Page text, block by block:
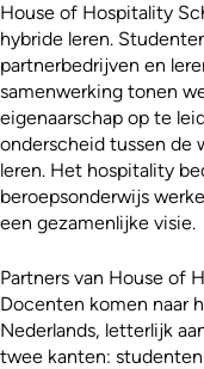
House of Hospitality
hybride leren.
partnerbedrijven en
samenwerking tonen
eigenaarschap op te
onderscheid tussen de
leren. Het hospitality
beroepsonderwijs
een gezamenlijke visie.
Partners van House of
Docenten komen naar
Nederlands, letterlijk
twee kanten: